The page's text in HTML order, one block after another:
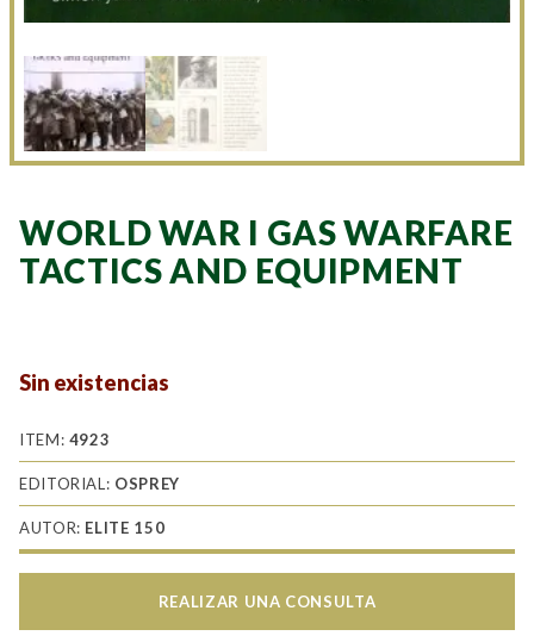
WORLD WAR I GAS WARFARE
TACTICS AND EQUIPMENT
Sin existencias
ITEM: 4923
EDITORIAL: OSPREY
AUTOR: ELITE 150
REALIZAR UNA CONSULTA